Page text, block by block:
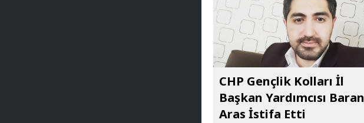
CHP Gençlik Kolları İl
Başkan Yardımcısı Baran
Aras İstifa Etti